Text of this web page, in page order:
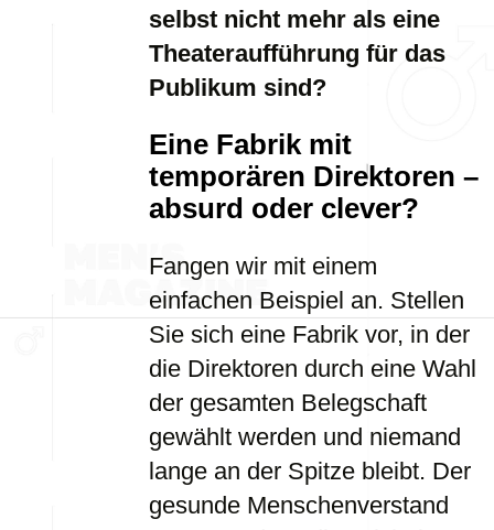
selbst nicht mehr als eine
Theateraufführung für das
Publikum sind?
Eine Fabrik mit
temporären Direktoren –
absurd oder clever?
Fangen wir mit einem
einfachen Beispiel an. Stellen
Sie sich eine Fabrik vor, in der
die Direktoren durch eine Wahl
der gesamten Belegschaft
gewählt werden und niemand
lange an der Spitze bleibt. Der
gesunde Menschenverstand